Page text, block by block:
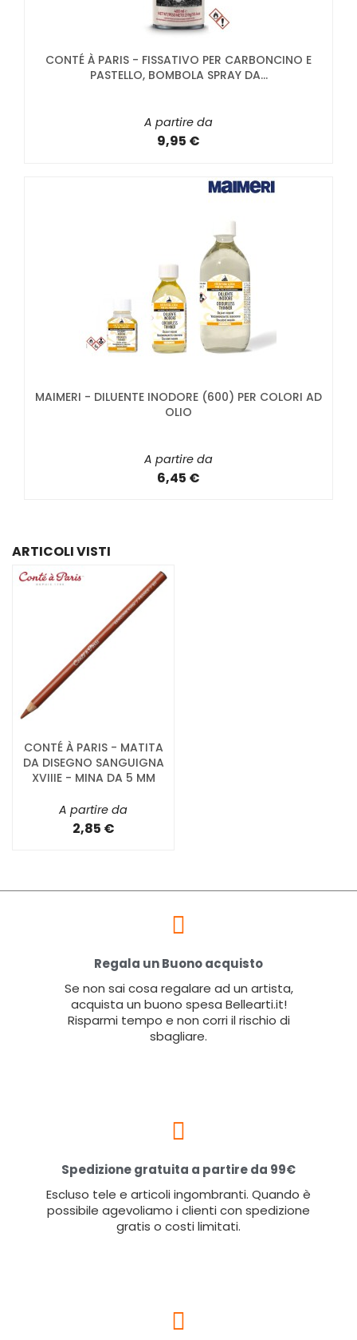
CONTÉ À PARIS - FISSATIVO PER CARBONCINO E
PASTELLO, BOMBOLA SPRAY DA...
A partire da
9,95 €
MAIMERI - DILUENTE INODORE (600) PER COLORI AD
OLIO
A partire da
6,45 €
ARTICOLI VISTI
CONTÉ À PARIS - MATITA
DA DISEGNO SANGUIGNA
XVIIIE - MINA DA 5 MM
A partire da
2,85 €
Regala un Buono acquisto
Se non sai cosa regalare ad un artista,
acquista un buono spesa Bellearti.it!
Risparmi tempo e non corri il rischio di
sbagliare.
Spedizione gratuita a partire da 99€
Escluso tele e articoli ingombranti. Quando è
possibile agevoliamo i clienti con spedizione
gratis o costi limitati.